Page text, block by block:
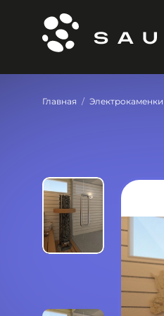
Главная Электрокаменки